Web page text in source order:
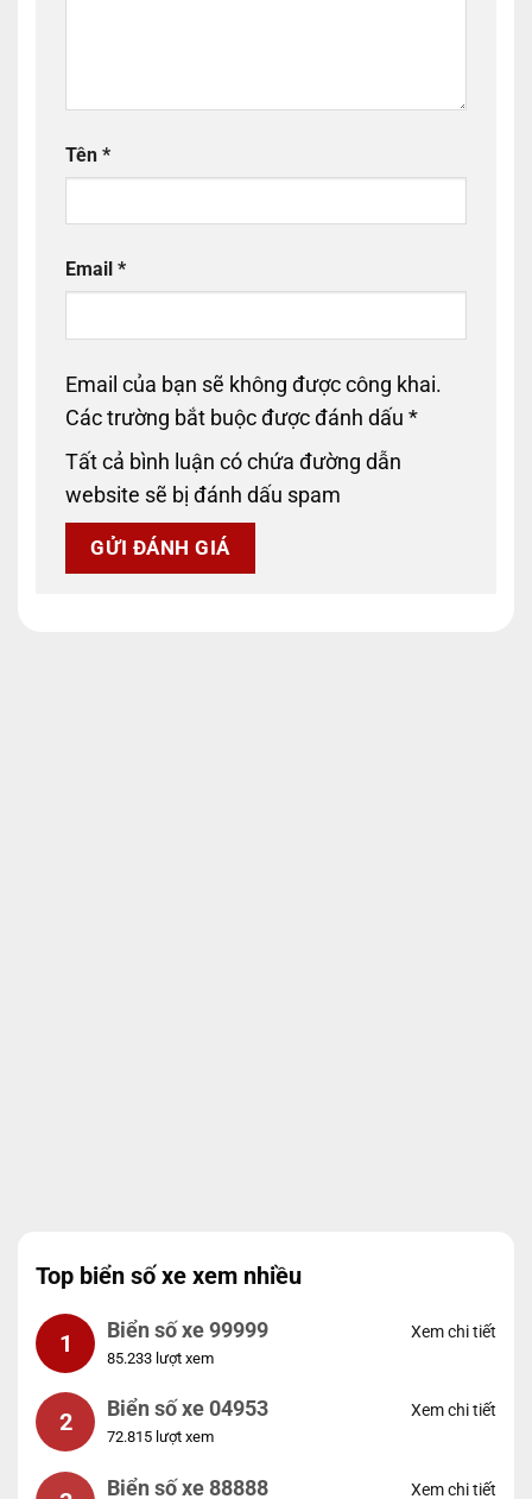
Tên *
Email *
Email của bạn sẽ không được công khai.
Các trường bắt buộc được đánh dấu *
Tất cả bình luận có chứa đường dẫn
website sẽ bị đánh dấu spam
Top biển số xe xem nhiều
1 Biển số xe 99999
85.233 lượt xem
Xem chi tiết
2 Biển số xe 04953
72.815 lượt xem
Xem chi tiết
Biển số xe 88888 Xem chi tiết